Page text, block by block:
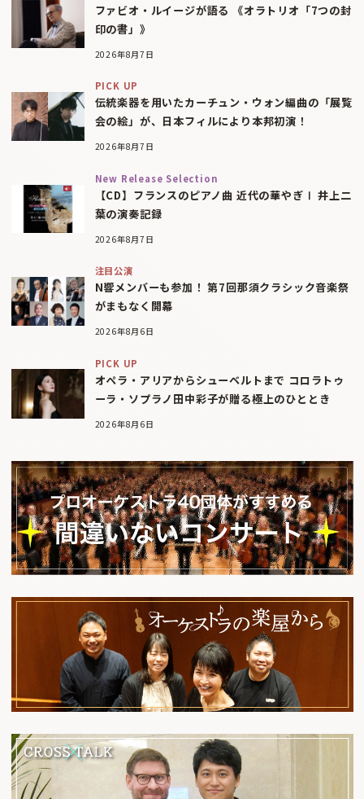
ファビオ・ルイージが語る 《オラトリオ「7つの封
印の書」》
2026年8月7日
PICK UP
伝統楽器を用いたカーチュン・ウォン編曲の「展覧
会の絵」が、日本フィルにより本邦初演！
2026年8月7日
New Release Selection
【CD】フランスのピアノ曲 近代の華やぎⅠ 井上二
葉の演奏記録
2026年8月7日
注目公演
N響メンバーも参加！ 第7回那須クラシック音楽祭
がまもなく開幕
2026年8月6日
PICK UP
オペラ・アリアからシューベルトまで コロラトゥ
ーラ・ソプラノ田中彩子が贈る極上のひととき
2026年8月6日